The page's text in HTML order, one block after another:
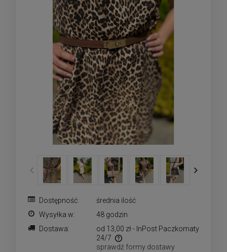
Dostępność:
średnia ilość
Wysyłka w:
48 godzin
Dostawa:
od 13,00 zł - InPost Paczkomaty
24/7
Cena nie zawiera ewentualnych kosztów płatności
sprawdź formy dostawy